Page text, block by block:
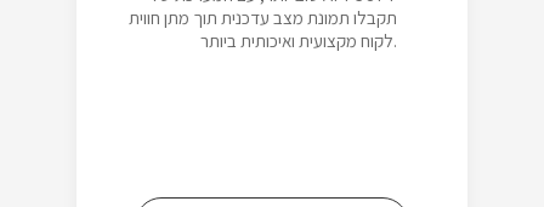
תקבלו תמונת מצב עדכנית תוך מתן חווית
לקוח מקצועית ואיכותית ביותר.